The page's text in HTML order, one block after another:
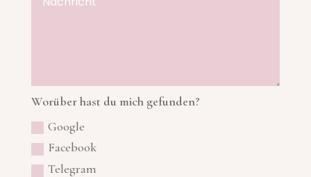
Worüber hast du mich gefunden?
Google
Facebook
Telegram